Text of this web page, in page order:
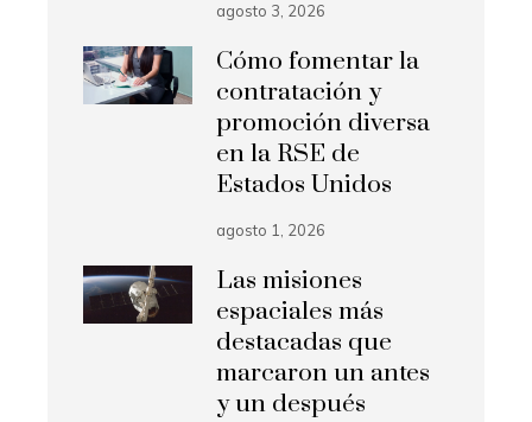
agosto 3, 2026
Cómo fomentar la
contratación y
promoción diversa
en la RSE de
Estados Unidos
agosto 1, 2026
Las misiones
espaciales más
destacadas que
marcaron un antes
y un después